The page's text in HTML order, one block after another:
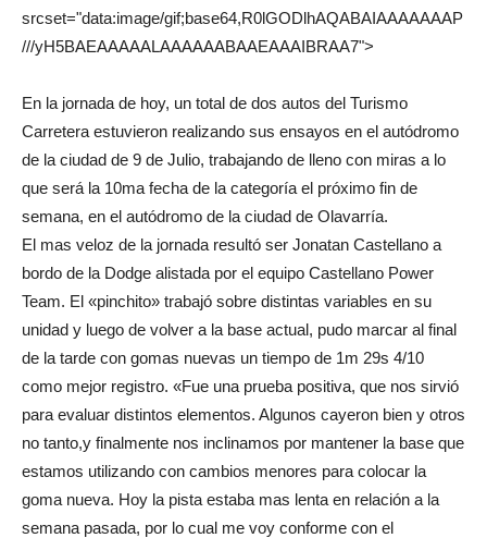
srcset="data:image/gif;base64,R0lGODlhAQABAIAAAAAAAP
///yH5BAEAAAAALAAAAAABAAEAAAIBRAA7">
En la jornada de hoy, un total de dos autos del Turismo
Carretera estuvieron realizando sus ensayos en el autódromo
de la ciudad de 9 de Julio, trabajando de lleno con miras a lo
que será la 10ma fecha de la categoría el próximo fin de
semana, en el autódromo de la ciudad de Olavarría.
El mas veloz de la jornada resultó ser Jonatan Castellano a
bordo de la Dodge alistada por el equipo Castellano Power
Team. El «pinchito» trabajó sobre distintas variables en su
unidad y luego de volver a la base actual, pudo marcar al final
de la tarde con gomas nuevas un tiempo de 1m 29s 4/10
como mejor registro. «Fue una prueba positiva, que nos sirvió
para evaluar distintos elementos. Algunos cayeron bien y otros
no tanto,y finalmente nos inclinamos por mantener la base que
estamos utilizando con cambios menores para colocar la
goma nueva. Hoy la pista estaba mas lenta en relación a la
semana pasada, por lo cual me voy conforme con el